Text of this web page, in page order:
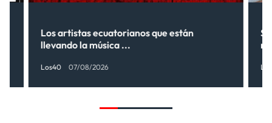
Los artistas ecuatorianos que están
llevando la música ...
Los40 07/08/2026